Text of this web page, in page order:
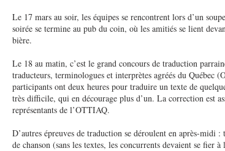
Le 17 mars au soir, les équipes se rencontrent lors d’un
soirée se termine au pub du coin, où les amitiés se lient
bière.
Le 18 au matin, c’est le grand concours de traduction
traducteurs, terminologues et interprètes agréés du Québec
participants ont deux heures pour traduire un texte de
très difficile, qui en décourage plus d’un. La correction est
représentants de l’OTTIAQ.
D’autres épreuves de traduction se déroulent en après-midi
de chanson (sans les textes, les concurrents devaient se fier à